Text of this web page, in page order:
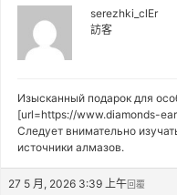
serezhki_clEr
訪客
Изысканный подарок для
[url=https://www.diamonds-
Следует внимательно
источники алмазов.
27 5 月, 2026 3:39 上午回覆